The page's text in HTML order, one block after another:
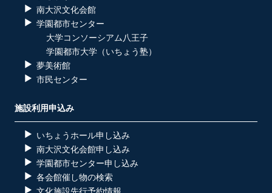
南大沢文化会館
学園都市センター
大学コンソーシアム八王子
学園都市大学（いちょう塾）
夢美術館
市民センター
施設利用申込み
いちょうホール申し込み
南大沢文化会館申し込み
学園都市センター申し込み
各会館催し物の検索
文化施設先行予約情報